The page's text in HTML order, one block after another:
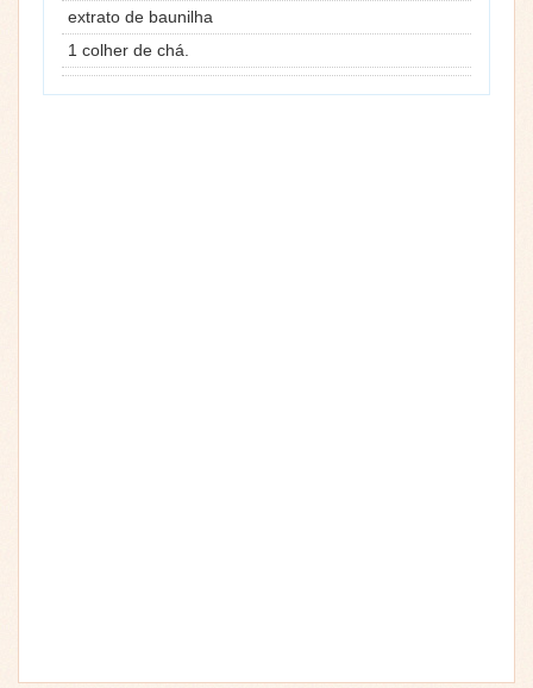
extrato de baunilha
1 colher de chá.